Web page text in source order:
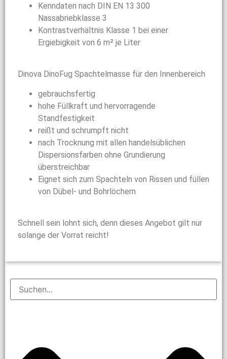
Kenndaten nach DIN EN 13 300
Nassabriebklasse 3
Kontrastverhältnis Klasse 1 bei einer
Ergiebigkeit von 6 m² je Liter
Dinova DinoFug Spachtelmasse für den Innenbereich
gebrauchsfertig
hohe Füllkraft und hervorragende
Standfestigkeit
reißt und schrumpft nicht
nach Trocknung mit allen handelsüblichen
Dispersionsfarben ohne Grundierung
überstreichbar
Eignet sich zum Spachteln von Rissen und füllen
von Dübel- und Bohrlöchern
Schnell sein lohnt sich, denn dieses Angebot gilt nur
solange der Vorrat reicht!